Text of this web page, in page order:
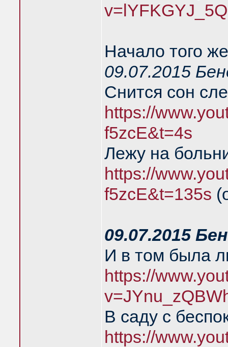
Начало того
09.07.2015
Снится сон
https://
f5zcE&t=4s
Лежу на
https://
f5zcE&t=135s
09.07.2015
И в том была
https://
В саду с
https://